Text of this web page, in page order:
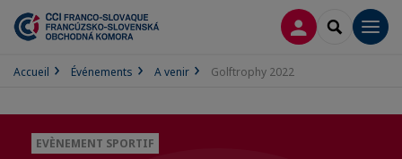
CONNEXION
Accueil Événements A venir Golftrophy 2022
EVÈNEMENT SPORTIF